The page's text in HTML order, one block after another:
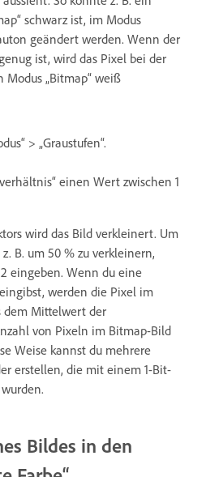
schwarz ist, im Modus
geändert werden. Wenn der
ist, wird das Pixel bei der
„Bitmap“ weiß
> „Graustufen“.
einen Wert zwischen 1
wird das Bild verkleinert. Um
B. um 50 % zu verkleinern,
eingeben. Wenn du eine
werden die Pixel im
dem Mittelwert der
von Pixeln im Bitmap-Bild
Weise kannst du mehrere
erstellen, die mit einem 1-Bit-
Bildes in den